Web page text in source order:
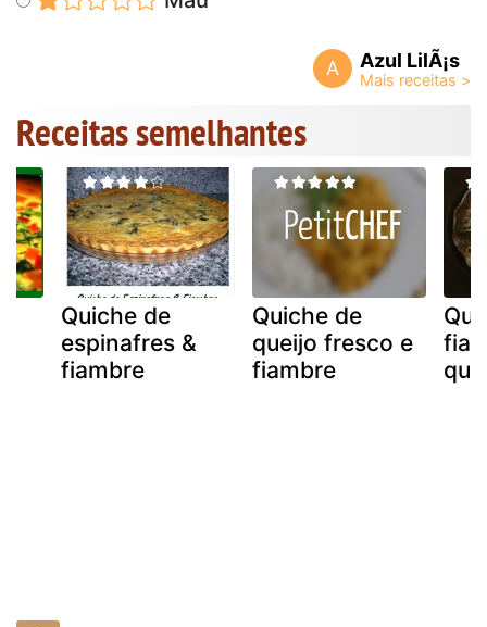
A Azul LilÃ¡s
Receitas semelhantes
Quiche de
espinafres &
fiambre
Quiche de
queijo fresco e
fiambre